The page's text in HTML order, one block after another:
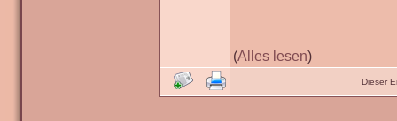
(Alles lesen)
Dieser